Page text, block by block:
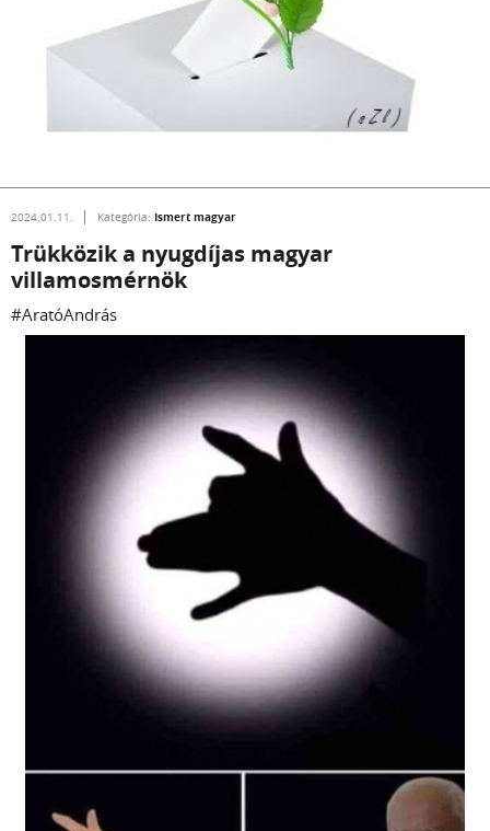
2024.01.11. Kategória: Ismert magyar
Trükközik a nyugdíjas magyar
villamosmérnök
#AratóAndrás